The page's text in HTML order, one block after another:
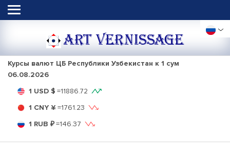
ART VERNISSAGE
Курсы валют ЦБ Республики Узбекистан к 1 сум
06.08.2026
1 USD $ =11886.72
1 CNY ¥ =1761.23
1 RUB ₽=146.37